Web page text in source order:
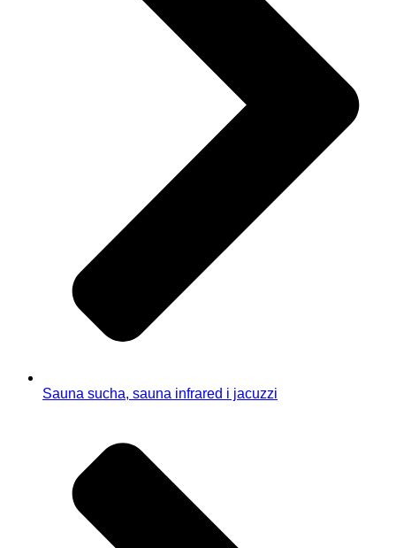
Sauna sucha, sauna infrared i jacuzzi